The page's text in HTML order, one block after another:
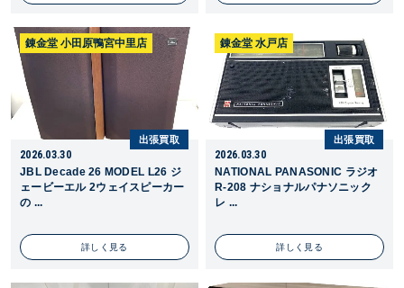
錬金堂 小田原鴨宮中里店
出張買取
2026.03.30
JBL Decade 26 MODEL L26 ジ
ェービーエル 2ウェイスピーカー
の ...
詳しく見る
錬金堂 水戸店
出張買取
2026.03.30
NATIONAL PANASONIC ラジオ
R-208 ナショナルパナソニック
レ ...
詳しく見る